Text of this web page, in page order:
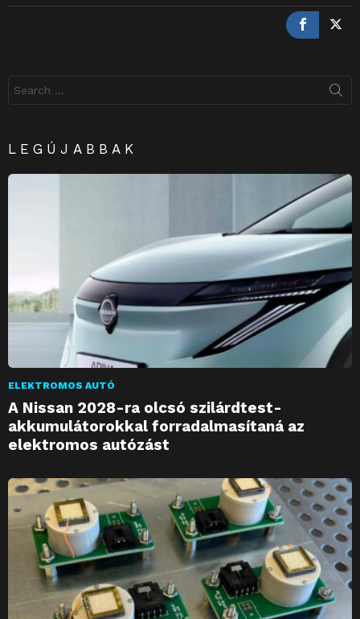
for:
LEGÚJABBAK
ELEKTROMOS AUTÓ
A Nissan 2028-ra olcsó szilárdtest-
akkumulátorokkal forradalmasítaná az
elektromos autózást